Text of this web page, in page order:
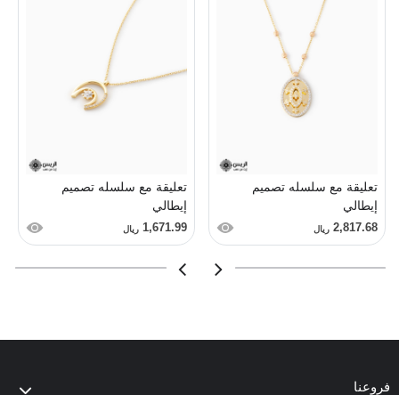
تعليقة مع سلسله تصميم
إيطالي
2,817.68 ريال
تعليقة مع سلسله تصميم
إيطالي
1,671.99 ريال
فروعنا